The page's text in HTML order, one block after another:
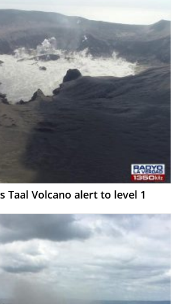
Taal Volcano alert to level 1